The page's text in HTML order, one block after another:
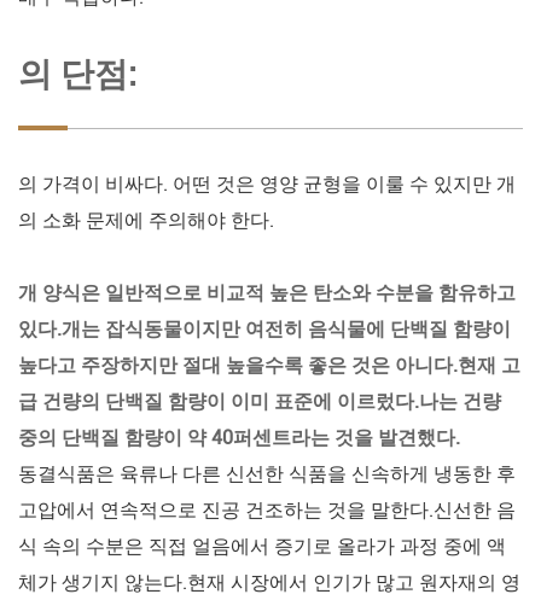
의 단점:
의 가격이 비싸다. 어떤 것은 영양 균형을 이룰 수 있지만 개
의 소화 문제에 주의해야 한다.
개 양식은 일반적으로 비교적 높은 탄소와 수분을 함유하고
있다.개는 잡식동물이지만 여전히 음식물에 단백질 함량이
높다고 주장하지만 절대 높을수록 좋은 것은 아니다.현재 고
급 건량의 단백질 함량이 이미 표준에 이르렀다.나는 건량
중의 단백질 함량이 약 40퍼센트라는 것을 발견했다.
동결식품은 육류나 다른 신선한 식품을 신속하게 냉동한 후
고압에서 연속적으로 진공 건조하는 것을 말한다.신선한 음
식 속의 수분은 직접 얼음에서 증기로 올라가 과정 중에 액
체가 생기지 않는다.현재 시장에서 인기가 많고 원자재의 영